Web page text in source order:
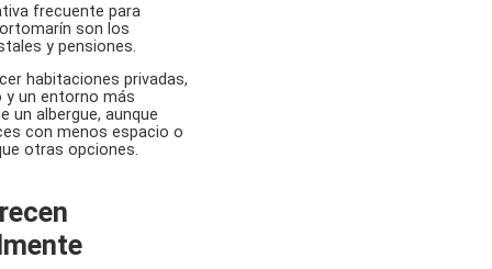
frecuente para
son los
y pensiones.
habitaciones privadas,
y un entorno más
un albergue, aunque
con menos espacio o
otras opciones.